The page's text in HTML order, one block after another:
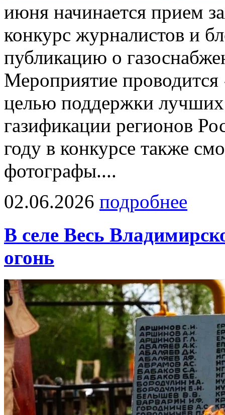
июня начинается прием
конкурс журналистов и
публикацию о
Мероприятие
целью поддержки
газификации регионов
году в конкурсе также
фотографы....
02.06.2026 подробнее
В селе Весь
огонь